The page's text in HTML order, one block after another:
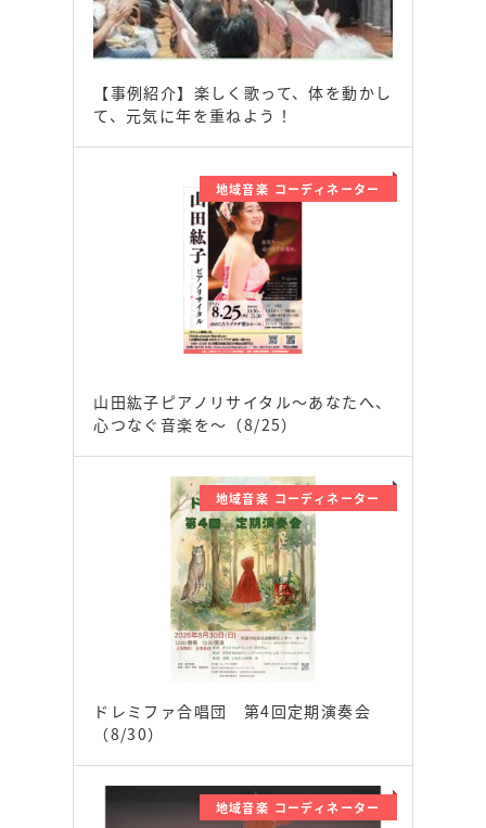
【事例紹介】楽しく歌って、体を動かし
て、元気に年を重ねよう！
地域音楽 コーディネーター
山田紘子ピアノリサイタル～あなたへ、
心つなぐ音楽を～（8/25）
地域音楽 コーディネーター
ドレミファ合唱団 第4回定期演奏会
（8/30）
地域音楽 コーディネーター